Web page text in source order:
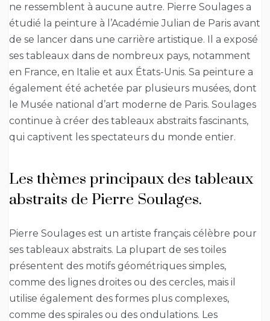
ne ressemblent à aucune autre. Pierre Soulages a
étudié la peinture à l’Académie Julian de Paris avant
de se lancer dans une carrière artistique. Il a exposé
ses tableaux dans de nombreux pays, notamment
en France, en Italie et aux États-Unis. Sa peinture a
également été achetée par plusieurs musées, dont
le Musée national d’art moderne de Paris. Soulages
continue à créer des tableaux abstraits fascinants,
qui captivent les spectateurs du monde entier.
Les thèmes principaux des tableaux
abstraits de Pierre Soulages.
Pierre Soulages est un artiste français célèbre pour
ses tableaux abstraits. La plupart de ses toiles
présentent des motifs géométriques simples,
comme des lignes droites ou des cercles, mais il
utilise également des formes plus complexes,
comme des spirales ou des ondulations. Les